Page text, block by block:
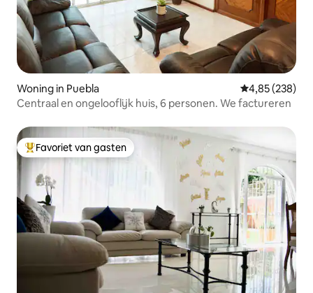
Woning in Puebla Gemiddelde
4,85 (238)
Centraal en ongelooflijk huis, 6 personen. We factureren
Topfavoriet van gasten
Favoriet van gasten